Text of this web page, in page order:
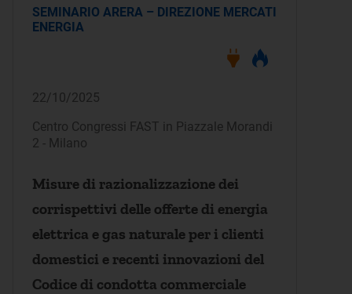
SEMINARIO ARERA – DIREZIONE MERCATI
ENERGIA
22/10/2025
Centro Congressi FAST in Piazzale Morandi
2 - Milano
Misure di razionalizzazione dei
corrispettivi delle offerte di energia
elettrica e gas naturale per i clienti
domestici e recenti innovazioni del
Codice di condotta commerciale